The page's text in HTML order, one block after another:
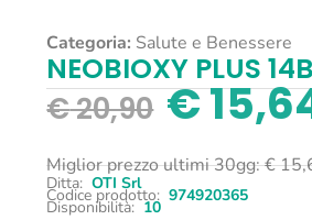
Categoria: Salute e Benessere
NEOBIOXY PLUS
€20,90 €
Miglior prezzo ultimi 30gg:€
Ditta: OTI Srl
Codice prodotto: 974920365
Disponibilità: 10